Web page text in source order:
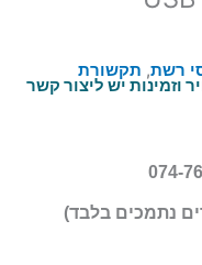
רשת, תקשורת
וזמינות יש ליצור קשר
נתמכים בלבד)